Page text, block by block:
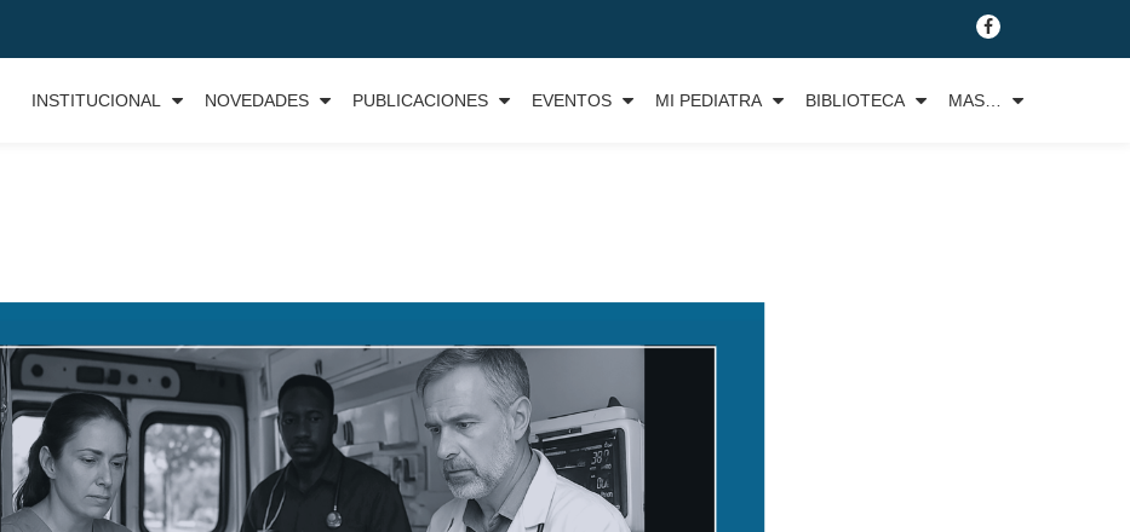
fa-
facebook
INSTITUCIONAL NOVEDADES PUBLICACIONES EVENTOS MI PEDIATRA BIBLIOTECA MAS…